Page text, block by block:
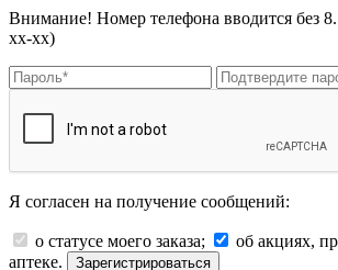
Внимание! Номер телефона вводится без
хх-хх)
Я согласен на получение сообщений:
о статусе моего заказа;
об акциях,
аптеке.
Зарегистрироваться